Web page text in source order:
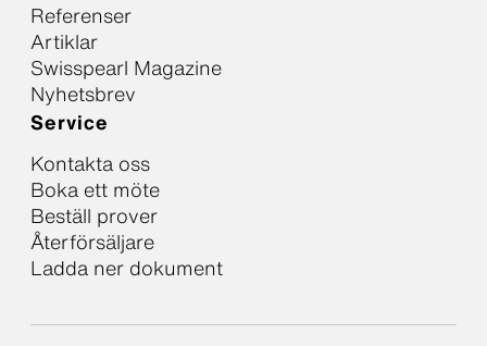
Referenser
Artiklar
Swisspearl Magazine
Nyhetsbrev
Service
Kontakta oss
Boka ett möte
Beställ prover
Återförsäljare
Ladda ner dokument